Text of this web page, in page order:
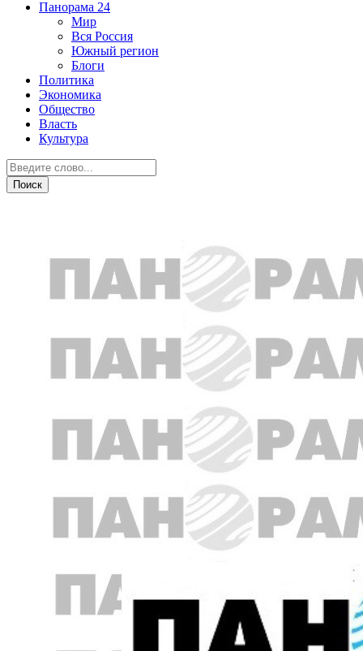
Панорама 24
Мир
Вся Россия
Южный регион
Блоги
Политика
Экономика
Общество
Власть
Культура